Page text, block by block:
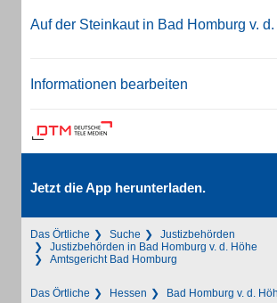
Auf der Steinkaut in Bad Homburg v.
Informationen bearbeiten
Jetzt die App herunterladen.
Das Örtliche Suche
Justizbehörden
Justizbehörden in Bad Homburg v. d. Höhe
Amtsgericht Bad Homburg
Das Örtliche Hessen Bad Homburg v. d.